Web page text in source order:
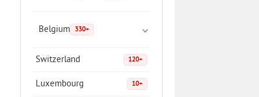
Belgium 330+
Switzerland 120+
Luxembourg 10+